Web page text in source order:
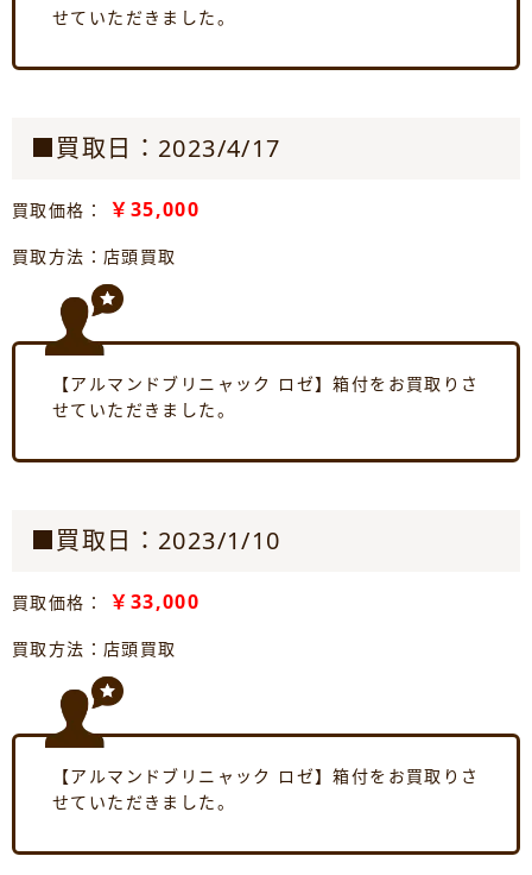
せていただきました。
■買取日：2023/4/17
買取価格： ￥35,000
買取方法：店頭買取
【アルマンドブリニャック ロゼ】箱付をお買取りさ
せていただきました。
■買取日：2023/1/10
買取価格： ￥33,000
買取方法：店頭買取
【アルマンドブリニャック ロゼ】箱付をお買取りさ
せていただきました。